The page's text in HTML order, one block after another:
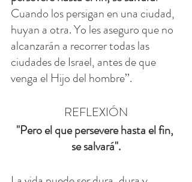
Cuando los persigan en una ciudad,
huyan a otra. Yo les aseguro que no
alcanzarán a recorrer todas las
ciudades de Israel, antes de que
venga el Hijo del hombre’’.
REFLEXIÓN
"Pero el que persevere hasta el fin,
se salvará".